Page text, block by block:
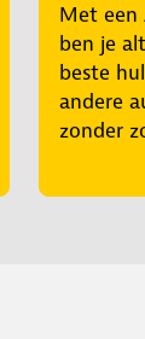
Met een
ben je
beste
andere
zonder